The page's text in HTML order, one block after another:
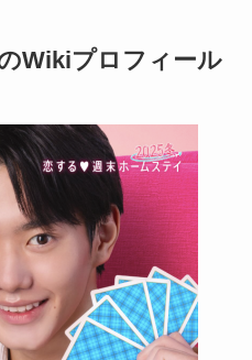
Wikiプロフィール